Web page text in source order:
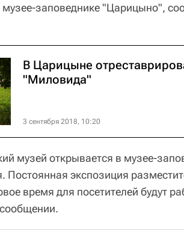
музее-заповеднике "Царицыно",
В Царицыне
"Миловида"
3 сентября 2018, 10:20
музей открывается в музее-
Постоянная экспозиция
время для посетителей будут